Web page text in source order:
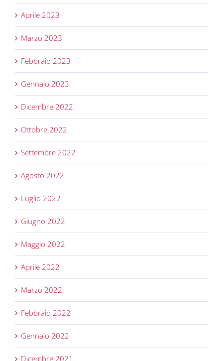
Aprile 2023
Marzo 2023
Febbraio 2023
Gennaio 2023
Dicembre 2022
Ottobre 2022
Settembre 2022
Agosto 2022
Luglio 2022
Giugno 2022
Maggio 2022
Aprile 2022
Marzo 2022
Febbraio 2022
Gennaio 2022
Dicembre 2021